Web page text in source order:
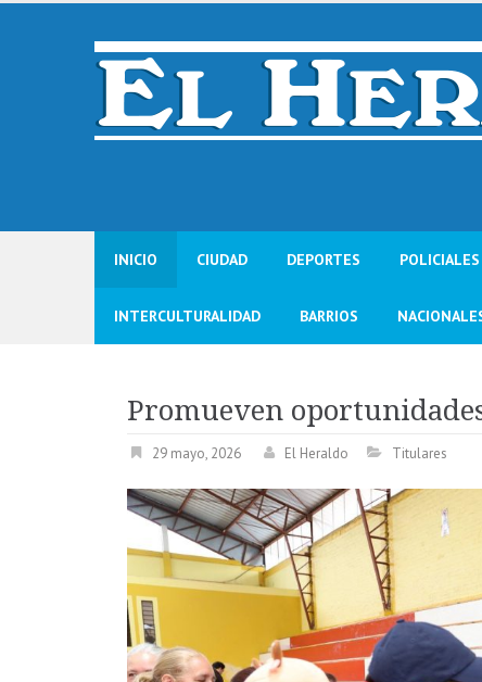
Skip
INICIO CIUDAD DEPORTES POLICIALES
INTERCULTURALIDAD BARRIOS
Promueven
29 mayo, 2026 El Heraldo Titulares